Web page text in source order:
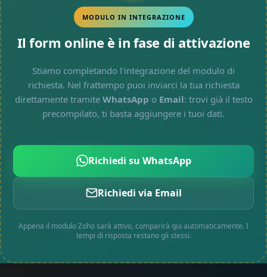
MODULO IN INTEGRAZIONE
Il form online è in fase di attivazione
Stiamo completando l'integrazione del modulo di
richiesta. Nel frattempo puoi inviarci la tua richiesta
direttamente tramite WhatsApp o Email: trovi già il testo
precompilato, ti basta aggiungere i tuoi dati.
Richiedi su WhatsApp
Richiedi via Email
Appena il modulo Zoho sarà attivo, comparirà qui automaticamente. I
tempi di risposta restano gli stessi.